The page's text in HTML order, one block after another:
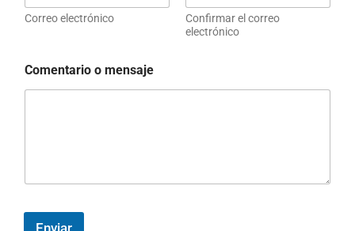
Correo electrónico
Confirmar el correo
electrónico
Comentario o mensaje